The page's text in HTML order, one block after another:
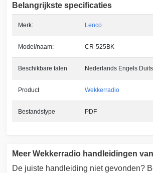
Belangrijkste specificaties
Merk: Lenco
Model/naam: CR-525BK
Beschikbare talen Nederlands Engels
Product Wekkerradio
Bestandstype PDF
Meer Wekkerradio handleidingen
De juiste handleiding niet gevonden?